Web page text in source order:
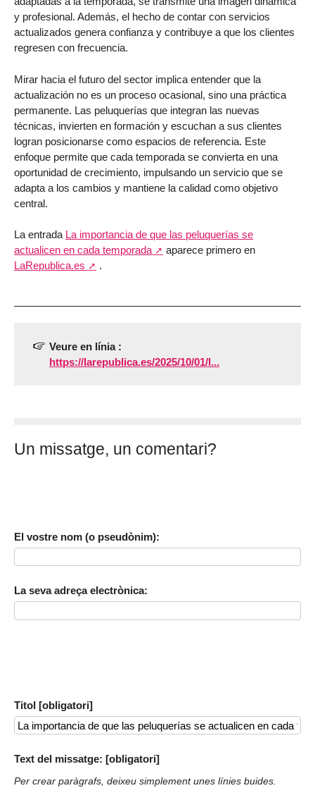
y profesional. Además, el hecho de contar con servicios
actualizados genera confianza y contribuye a que los clientes
regresen con frecuencia.
Mirar hacia el futuro del sector implica entender que la
actualización no es un proceso ocasional, sino una práctica
permanente. Las peluquerías que integran las nuevas
técnicas, invierten en formación y escuchan a sus clientes
logran posicionarse como espacios de referencia. Este
enfoque permite que cada temporada se convierta en una
oportunidad de crecimiento, impulsando un servicio que se
adapta a los cambios y mantiene la calidad como objetivo
central.
La entrada La importancia de que las peluquerías se
actualicen en cada temporada
aparece primero en
LaRepublica.es
.
Veure en línia :
https://larepublica.es/2025/10/01/l...
Un missatge, un comentari?
El vostre nom (o pseudònim):
La seva adreça electrònica:
Titol [obligatori]
Text del missatge: [obligatori]
Per crear paràgrafs, deixeu simplement unes línies buides.